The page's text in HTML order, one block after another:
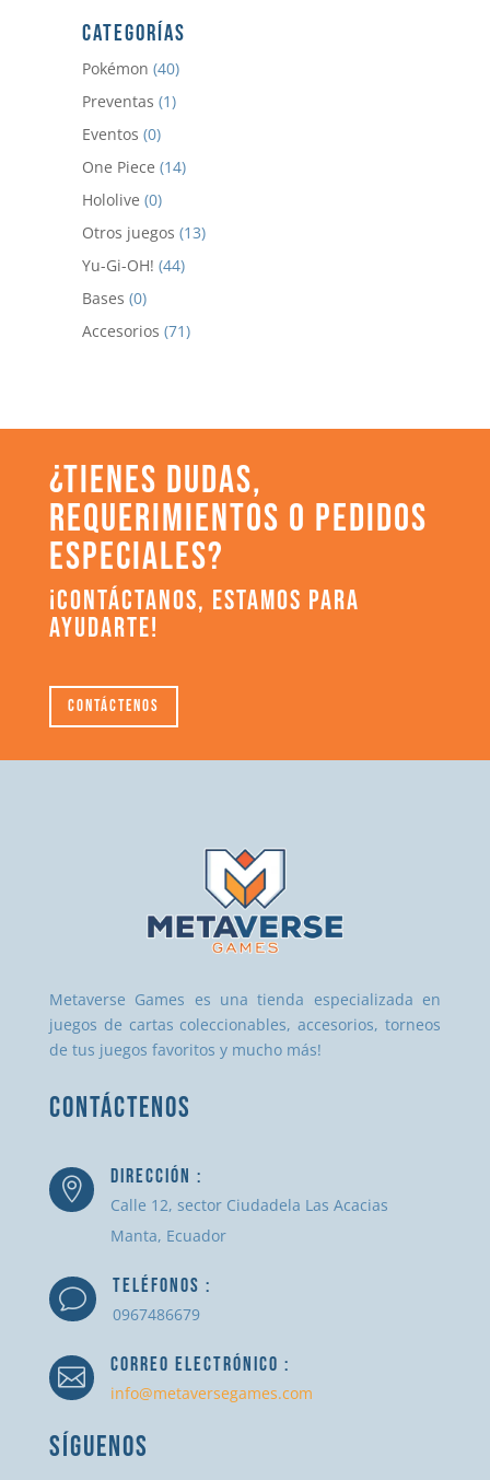
CATEGORÍAS
Pokémon (40)
Preventas (1)
Eventos (0)
One Piece (14)
Hololive (0)
Otros juegos (13)
Yu-Gi-OH! (44)
Bases (0)
Accesorios (71)
¿TIENES DUDAS,
REQUERIMIENTOS O PEDIDOS
ESPECIALES?
¡CONTÁCTANOS, ESTAMOS PARA
AYUDARTE!
Contáctenos
Metaverse Games es una tienda especializada en
juegos de cartas coleccionables, accesorios, torneos
de tus juegos favoritos y mucho más!
CONTÁCTENOS
 DIRECCIÓN :
Calle 12, sector Ciudadela Las Acacias
Manta, Ecuador
v TELÉFONOS :
0967486679
 CORREO ELECTRÓNICO :
info@metaversegames.com
SÍGUENOS